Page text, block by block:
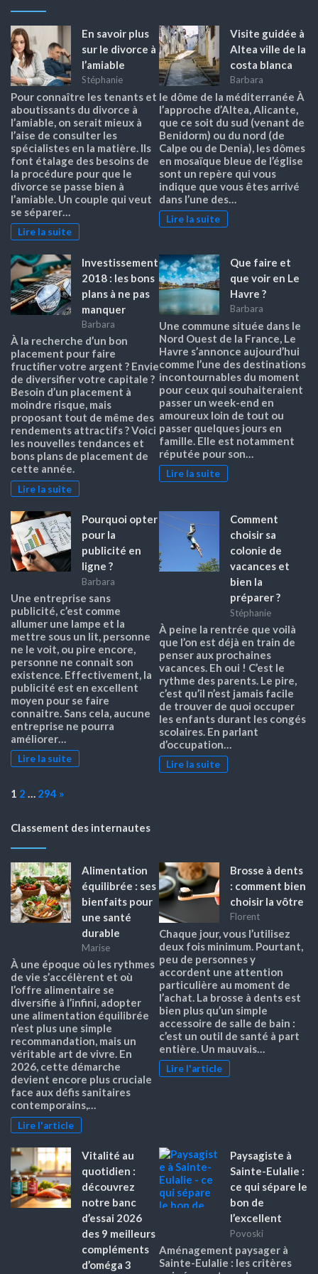
En savoir plus
sur le divorce à
l’amiable
Stéphanie
Pour connaître les tenants et
aboutissants du divorce à
l’amiable, on serait mieux à
l’aise de consulter les
spécialistes en la matière. Ils
font étalage des besoins de
la procédure pour que le
divorce se passe bien à
l’amiable. Un couple qui veut
se séparer…
Lire la suite
Visite guidée à
Altea ville de la
costa blanca
Barbara
le dôme de la méditerranée À
l’approche d’Altea, Alicante,
que ce soit du sud (venant de
Benidorm) ou du nord (de
Calpe ou de Denia), les dômes
en mosaïque bleue de l’église
sont un repère qui vous
indique que vous êtes arrivé
dans l’une des…
Lire la suite
Investissement
2018 : les bons
plans à ne pas
manquer
Barbara
À la recherche d’un bon
placement pour faire
fructifier votre argent ? Envie
de diversifier votre capitale ?
Besoin d’un placement à
moindre risque, mais
proposant tout de même des
rendements attractifs ? Voici
les nouvelles tendances et
bons plans de placement de
cette année.
Lire la suite
Que faire et
que voir en Le
Havre ?
Barbara
Une commune située dans le
Nord Ouest de la France, Le
Havre s’annonce aujourd’hui
comme l’une des destinations
incontournables du moment
pour ceux qui souhaiteraient
passer un week-end en
amoureux loin de tout ou
passer quelques jours en
famille. Elle est notamment
réputée pour son…
Lire la suite
Pourquoi opter
pour la
publicité en
ligne ?
Barbara
Une entreprise sans
publicité, c’est comme
allumer une lampe et la
mettre sous un lit, personne
ne le voit, ou pire encore,
personne ne connait son
existence. Effectivement, la
publicité est en excellent
moyen pour se faire
connaitre. Sans cela, aucune
entreprise ne pourra
améliorer…
Lire la suite
Comment
choisir sa
colonie de
vacances et
bien la
préparer ?
Stéphanie
À peine la rentrée que voilà
que l’on est déjà en train de
penser aux prochaines
vacances. Eh oui ! C’est le
rythme des parents. Le pire,
c’est qu’il n’est jamais facile
de trouver de quoi occuper
les enfants durant les congés
scolaires. En parlant
d’occupation…
Lire la suite
Page:
1 2 … 294 Next
»
Classement des internautes
Alimentation
équilibrée : ses
bienfaits pour
une santé
durable
Marise
À une époque où les rythmes
de vie s’accélèrent et où
l’offre alimentaire se
diversifie à l’infini, adopter
une alimentation équilibrée
n’est plus une simple
recommandation, mais un
véritable art de vivre. En
2026, cette démarche
devient encore plus cruciale
face aux défis sanitaires
contemporains,…
Lire l'article
Brosse à dents
: comment bien
choisir la vôtre
Florent
Chaque jour, vous l’utilisez
deux fois minimum. Pourtant,
peu de personnes y
accordent une attention
particulière au moment de
l’achat. La brosse à dents est
bien plus qu’un simple
accessoire de salle de bain :
c’est un outil de santé à part
entière. Un mauvais…
Lire l'article
Vitalité au
quotidien :
découvrez
notre banc
d’essai 2026
des 9 meilleurs
compléments
d’oméga 3
Paysagiste à
Sainte-Eulalie :
ce qui sépare le
bon de
l’excellent
Povoski
Aménagement paysager à
Sainte-Eulalie : les critères